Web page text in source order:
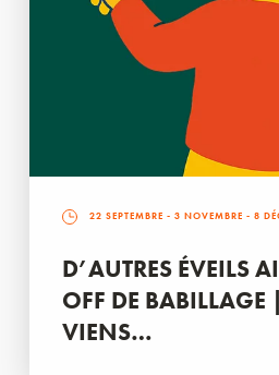
22 SEPTEMBRE - 3 NOVEMBRE - 8
D’AUTRES ÉVEILS
OFF DE
VIENS…